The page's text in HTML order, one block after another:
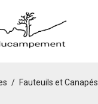
/ Fauteuils et Canapés